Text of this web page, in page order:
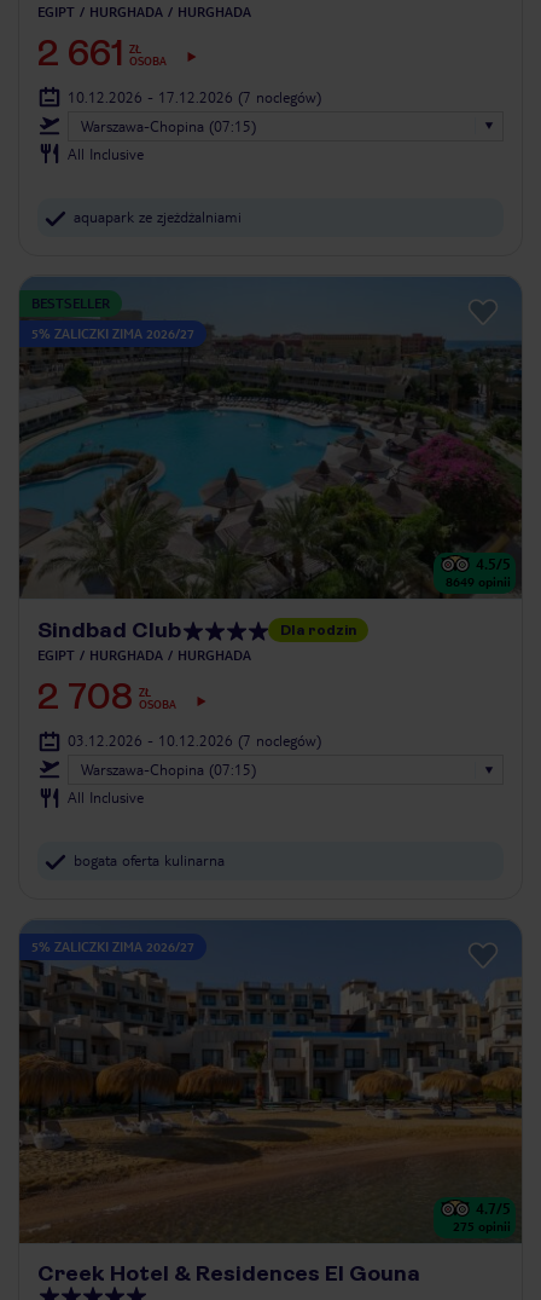
EGIPT HURGHADA HURGHADA
2 661
ZŁ
OSOBA
10.12.2026 - 17.12.2026 (7 noclegów)
Warszawa-Chopina (07:15)
All Inclusive
aquapark ze zjeżdżalniami
BESTSELLER
5% ZALICZKI ZIMA 2026/27
4.5/5
8649 opinii
Sindbad Club Dla rodzin
EGIPT HURGHADA HURGHADA
2 708 ZŁ
OSOBA
03.12.2026 - 10.12.2026 (7 noclegów)
Warszawa-Chopina (07:15)
All Inclusive
bogata oferta kulinarna
5% ZALICZKI ZIMA 2026/27
4.7/5
275 opinii
Creek Hotel & Residences El Gouna